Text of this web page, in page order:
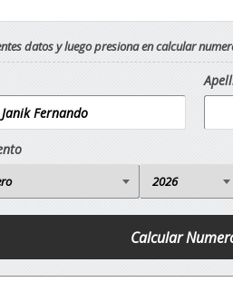
datos y luego presiona en calcular